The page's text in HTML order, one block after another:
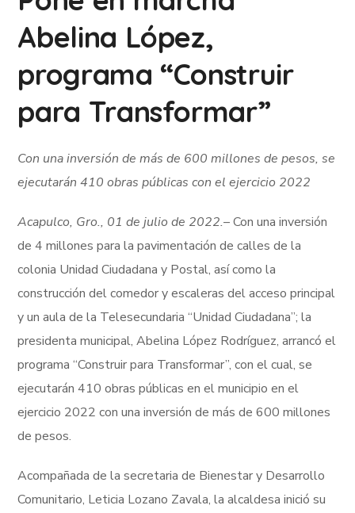
Abelina López,
programa “Construir
para Transformar”
Con una inversión de más de 600 millones de pesos, se
ejecutarán 410 obras públicas con el ejercicio 2022
Acapulco, Gro., 01 de julio de 2022.– Con una inversión
de 4 millones para la pavimentación de calles de la
colonia Unidad Ciudadana y Postal, así como la
construcción del comedor y escaleras del acceso principal
y un aula de la Telesecundaria “Unidad Ciudadana”; la
presidenta municipal, Abelina López Rodríguez, arrancó el
programa “Construir para Transformar”, con el cual, se
ejecutarán 410 obras públicas en el municipio en el
ejercicio 2022 con una inversión de más de 600 millones
de pesos.
Acompañada de la secretaria de Bienestar y Desarrollo
Comunitario, Leticia Lozano Zavala, la alcaldesa inició su